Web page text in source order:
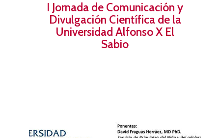
I Jornada de Comunicación y
Divulgación Científica de la
Universidad Alfonso X El
Sabio